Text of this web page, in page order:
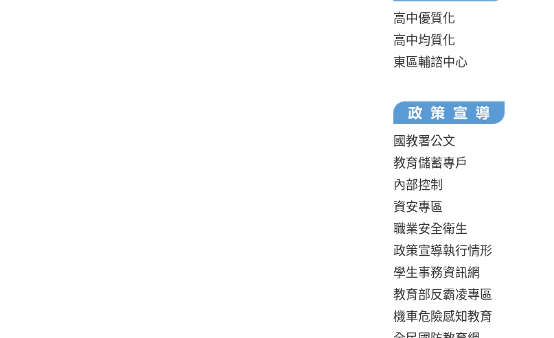
高中優質化
高中均質化
東區輔諮中心
國教署公文
教育儲蓄專戶
內部控制
資安專區
職業安全衛生
政策宣導執行情形
學生事務資訊網
教育部反霸凌專區
機車危險感知教育